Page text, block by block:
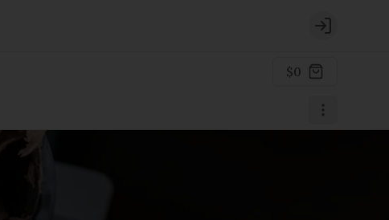
Login
$0